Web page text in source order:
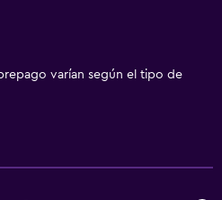
varían según el tipo de